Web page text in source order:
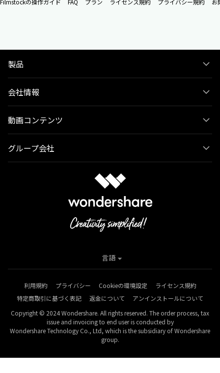
製品
会社情報
動画コンテンツ
グループ会社
利用規約 プライバシー Cookieの環境設定
ライセンス規約
特定商取引に基づく表記
返金について
アンインストールについて
Copyright © 2024 Wondershare. All rights reserved. The order process, tax
issue and invoicing to end user is conducted by
Wondershare Technology Co., Ltd, which is the subsidiary of Wondershare
group.
言語